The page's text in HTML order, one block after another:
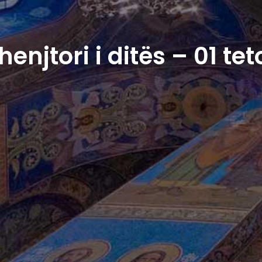
i ditës – 01